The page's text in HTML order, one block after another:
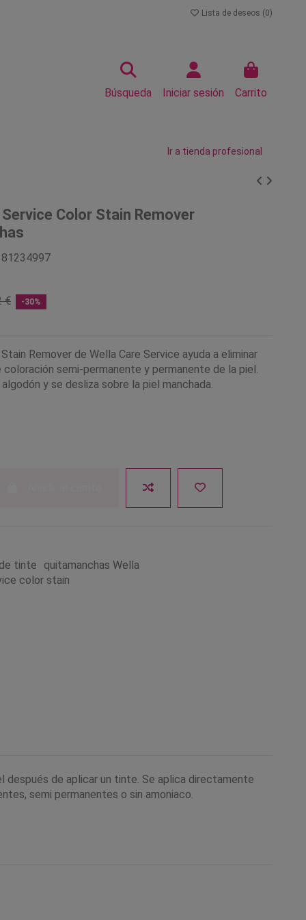
Lista de deseos (0)
Búsqueda Iniciar sesión Carrito
Ir a tienda profesional
Color Stain Remover
€ -30%
Remover de Wella Care Service ayuda a eliminar
coloración semi-permanente y permanente de la piel.
y se desliza sobre la piel manchada.
tinte
quitamanchas Wella
color stain
después de aplicar un tinte. Se aplica directamente
semi permanentes o sin amoniaco.